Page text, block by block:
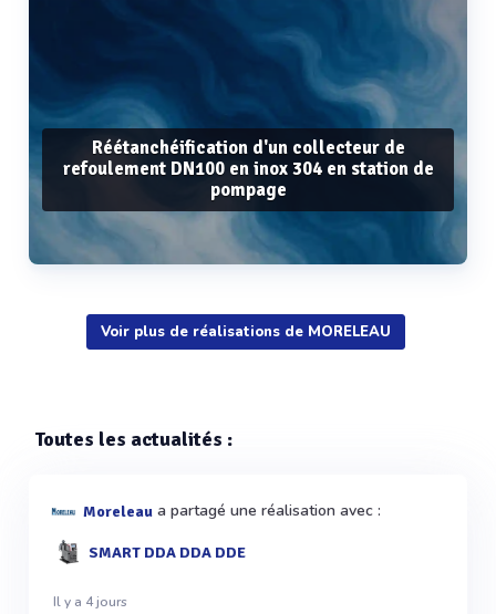
Réétanchéification d'un collecteur de
refoulement DN100 en inox 304 en station de
pompage
Voir plus
Voir plus de réalisations de MORELEAU
Toutes les actualités :
Moreleau a partagé une réalisation avec :
SMART DDA DDA DDE
Il y a 4 jours